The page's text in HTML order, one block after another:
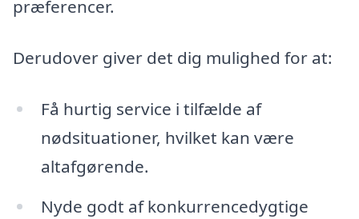
præferencer.
Derudover giver det dig mulighed for at:
Få hurtig service i tilfælde af
nødsituationer, hvilket kan være
altafgørende.
Nyde godt af konkurrencedygtige